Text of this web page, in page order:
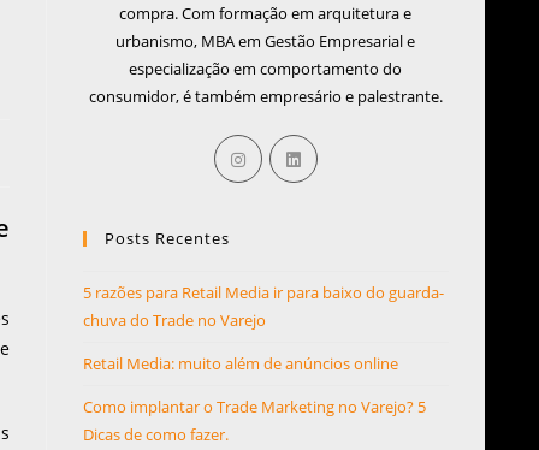
compra. Com formação em arquitetura e
urbanismo, MBA em Gestão Empresarial e
especialização em comportamento do
consumidor, é também empresário e palestrante.
Posts Recentes
5 razões para Retail Media ir para baixo do guarda-
chuva do Trade no Varejo
Retail Media: muito além de anúncios online
Como implantar o Trade Marketing no Varejo? 5
Dicas de como fazer.